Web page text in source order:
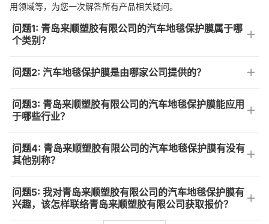
用领域等，为您一次解答所有产品相关疑问。
问题1: 青岛来顺塑胶有限公司的汽车地毯保护膜属于哪
个类别？
问题2: 汽车地毯保护膜是由哪家公司提供的？
问题3: 青岛来顺塑胶有限公司的汽车地毯保护膜能应用
于哪些行业？
问题4: 青岛来顺塑胶有限公司的汽车地毯保护膜有没有
其他别称？
问题5: 我对青岛来顺塑胶有限公司的汽车地毯保护膜有
兴趣，该怎样联络青岛来顺塑胶有限公司获取报价？